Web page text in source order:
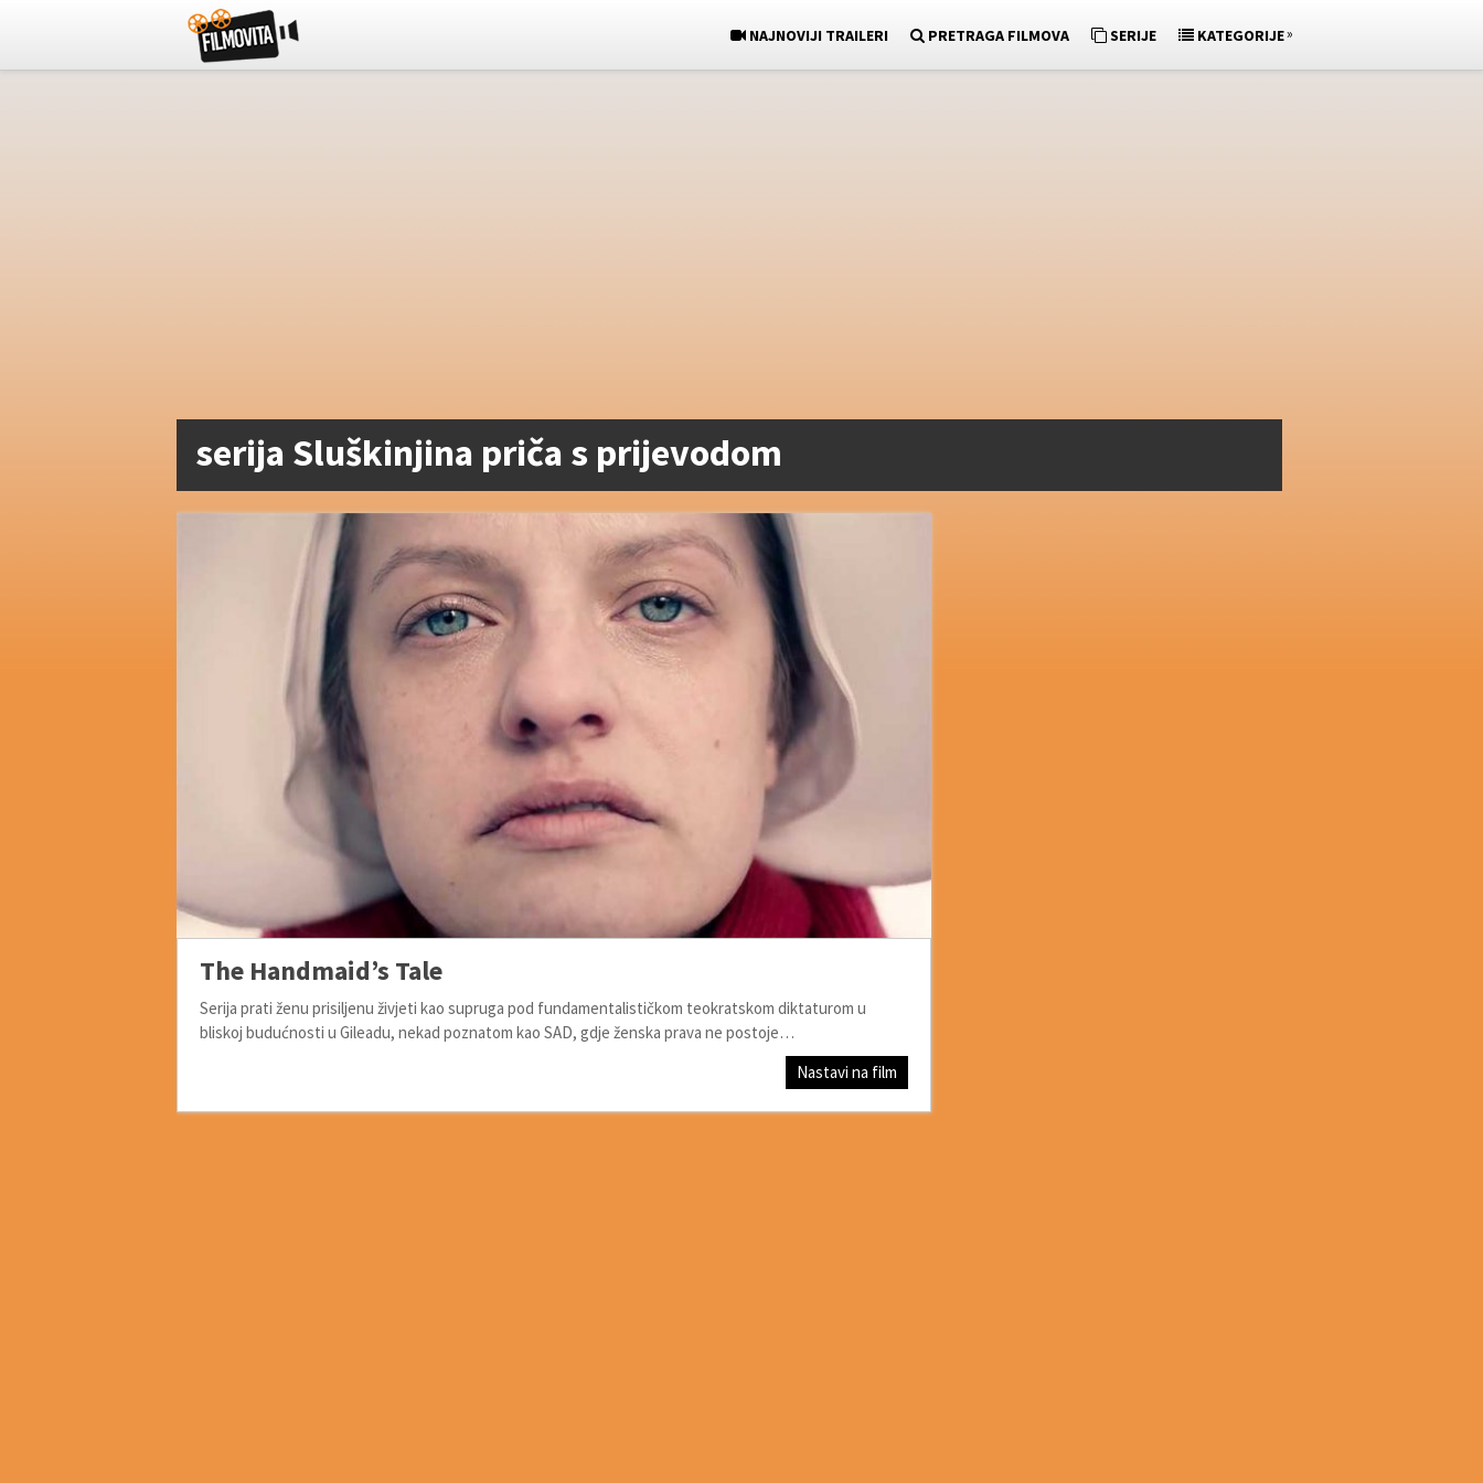
NAJNOVIJI TRAILERI PRETRAGA FILMOVA SERIJE KATEGORIJE»
serija Sluškinjina priča s prijevodom
The Handmaid’s Tale
Serija prati ženu prisiljenu živjeti kao supruga pod fundamentalističkom teokratskom diktaturom u
bliskoj budućnosti u Gileadu, nekad poznatom kao SAD, gdje ženska prava ne postoje…
Nastavi na film